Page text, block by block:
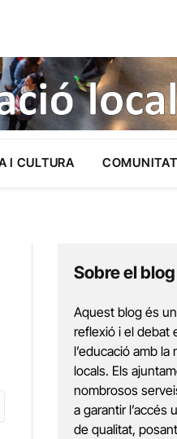
I CULTURA COMUNITAT
Sobre el blog
Aquest blog és
reflexió i el debat
l’educació amb
locals. Els
nombrosos
a garantir l’accés
de qualitat,